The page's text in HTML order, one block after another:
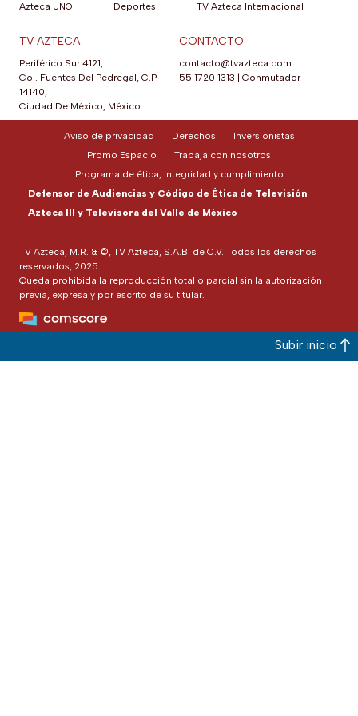
Azteca UNO
Deportes
TV Azteca Internacional
TV AZTECA
Periférico Sur 4121,
Col. Fuentes Del Pedregal, C.P.
14140,
Ciudad De México, México.
CONTACTO
contacto@tvazteca.com
55 1720 1313
Conmutador
TV Azteca, M.R. & ©, TV Azteca, S.A.B. de C.V. Todos los derechos
reservados, 2025.
Queda prohibida la reproducción total o parcial sin la autorización
previa, expresa y por escrito de su titular.
Aviso de privacidad Derechos
Inversionistas
Promo Espacio
Trabaja con nosotros
Programa de ética, integridad y cumplimiento
Defensor de Audiencias y Código de Ética de Televisión
Azteca III y Televisora del Valle de México
Subir inicio